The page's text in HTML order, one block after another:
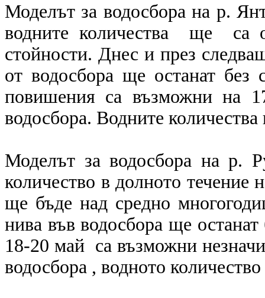
Моделът за водосбора на р.
водните количества ще са
стойности. Днес и през
от водосбора ще останат без
повишения са възможни на
водосбора. Водните
Моделът за водосбора на р.
количество в долното
ще бъде над средно
нива във водосбора ще
18-20 май са възможни
водосбора , водното